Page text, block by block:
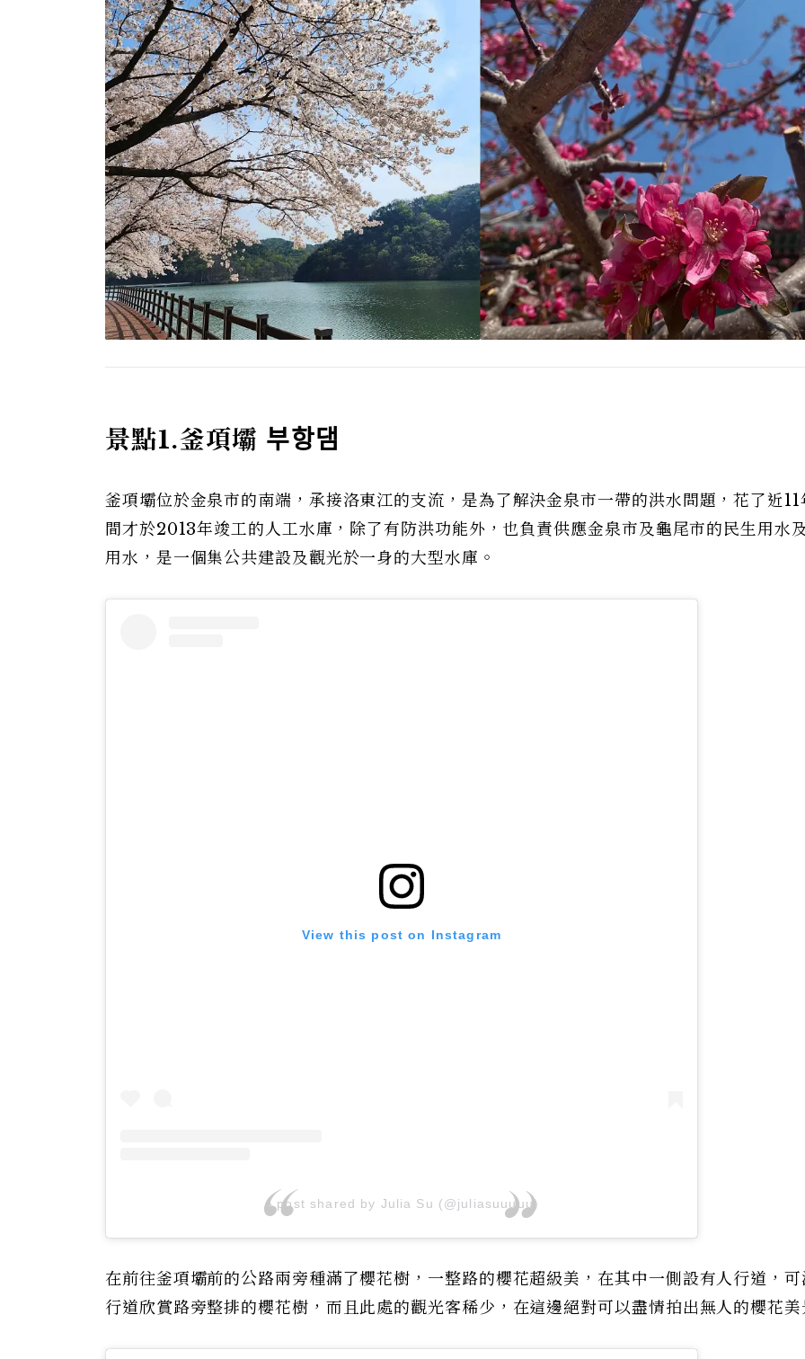
景點1.釜項壩 부항댐
釜項壩位於金泉市的南端，承接洛東江的支流，是為了解決金泉市一帶的洪水問題，花了近11
間才於2013年竣工的人工水庫，除了有防洪功能外，也負責供應金泉市及龜尾市的民生用水
用水，是一個集公共建設及觀光於一身的大型水庫。
View this post on Instagram
A post shared by Julia Su (@juliasuuuuu)
在前往釜項壩前的公路兩旁種滿了櫻花樹，一整路的櫻花超級美，在其中一側設有人行道，
行道欣賞路旁整排的櫻花樹，而且此處的觀光客稀少，在這邊絕對可以盡情拍出無人的櫻花